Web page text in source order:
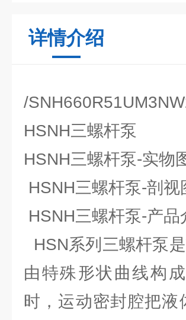
详情介绍
/
HSNH三螺杆泵
HSNH三螺杆泵-实物
HSNH三螺杆泵-剖视
HSNH三螺杆泵-产
HSN系列三螺杆泵
由特殊形状曲线构
时，运动密封腔把